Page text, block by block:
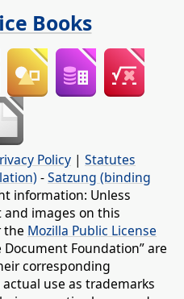
Books
Policy | Statutes
-Satzung (binding
information: Unless
images on this
the Mozilla Public License
Document Foundation” are
corresponding
use as trademarks